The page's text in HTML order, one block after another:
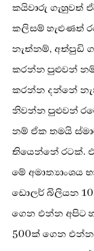
කයිවාරු ගැහුවත්
කලිසම් හැළුණත්
නැත්නම්, අත්පුඩි
කරන්න පුළුවන්
කරන්න දන්නේ
නිවන්න පුළුවන්
නම් ඒක තමයි
තියෙන්නේ රටක්.
මේ අමාත්‍යාංශය
ඩොලර් බිලියන
ගෙන එන්න අපිට
500ක් ගෙන